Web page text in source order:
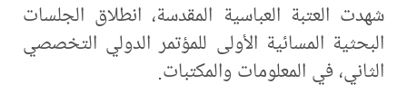
شهدت العتبة العباسية المقدسة، انطلاق الجلسات
البحثية المسائية الأولى للمؤتمر الدولي التخصصي
الثاني، في المعلومات والمكتبات.